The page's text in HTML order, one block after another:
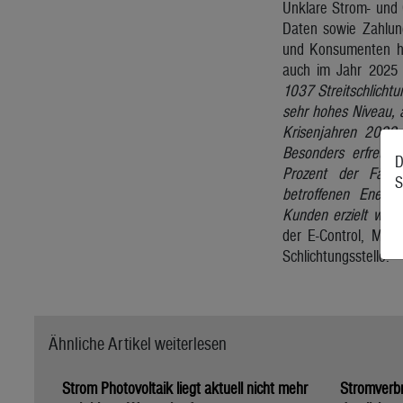
Unklare Strom-
Daten sowie
und Konsumenten
auch im Jahr 2025
1037
sehr hohes Niveau,
Krisenjahren
Besonders
Prozent der
betroffenen
Kunden erzielt
der E-Control,
Schlichtungsstelle.
Ähnliche Artikel weiterlesen
Strom Photovoltaik liegt aktuell nicht mehr